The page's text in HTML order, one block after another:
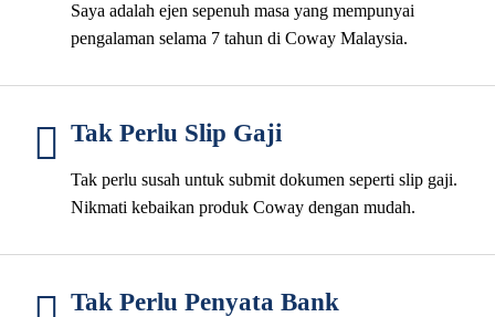
Saya adalah ejen sepenuh masa yang mempunyai
pengalaman selama 7 tahun di Coway Malaysia.
Tak Perlu Slip Gaji
Tak perlu susah untuk submit dokumen seperti slip gaji.
Nikmati kebaikan produk Coway dengan mudah.
Tak Perlu Penyata Bank